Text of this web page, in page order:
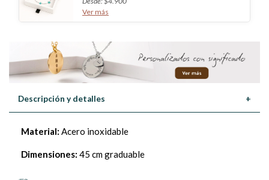
Ver más
Descripción y detalles +
Material: Acero inoxidable
Dimensiones: 45 cm graduable